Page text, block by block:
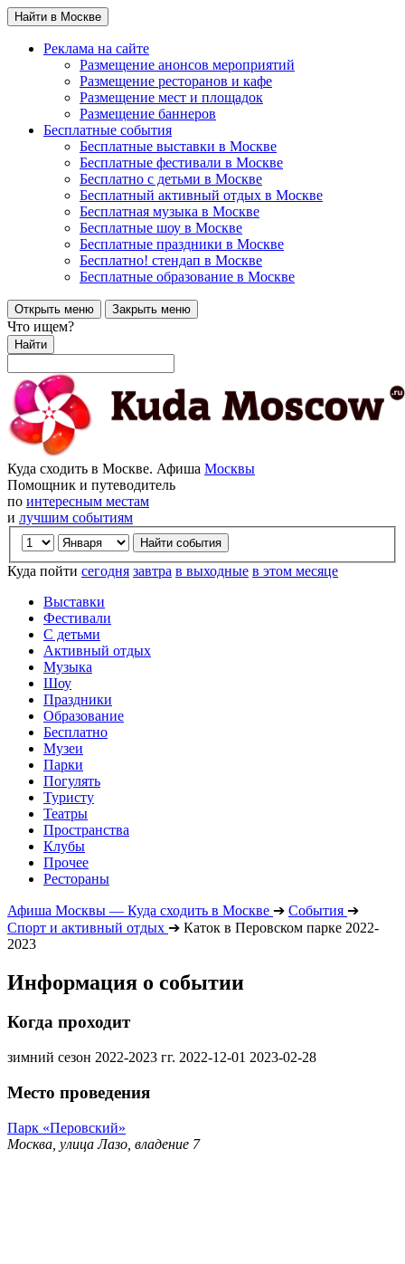
Найти в Москве
Реклама на сайте
Размещение анонсов мероприятий
Размещение ресторанов и кафе
Размещение мест и площадок
Размещение баннеров
Бесплатные события
Бесплатные выставки в Москве
Бесплатные фестивали в Москве
Бесплатно с детьми в Москве
Бесплатный активный отдых в Москве
Бесплатная музыка в Москве
Бесплатные шоу в Москве
Бесплатные праздники в Москве
Бесплатно! стендап в Москве
Бесплатные образование в Москве
Открыть меню Закрыть меню
Что ищем?
Найти
Куда сходить в Москве. Афиша Москвы
Помощник и путеводитель
по интересным местам
и лучшим событиям
Куда пойти сегодня завтра в выходные в этом месяце
Выставки
Фестивали
С детьми
Активный отдых
Музыка
Шоу
Праздники
Образование
Бесплатно
Музеи
Парки
Погулять
Туристу
Театры
Пространства
Клубы
Прочее
Рестораны
Афиша Москвы — Куда сходить в Москве ➔ События ➔
Спорт и активный отдых ➔ Каток в Перовском парке 2022-
2023
Информация о событии
Когда проходит
зимний сезон 2022-2023 гг. 2022-12-01 2023-02-28
Место проведения
Парк «Перовский»
Москва, улица Лазо, владение 7